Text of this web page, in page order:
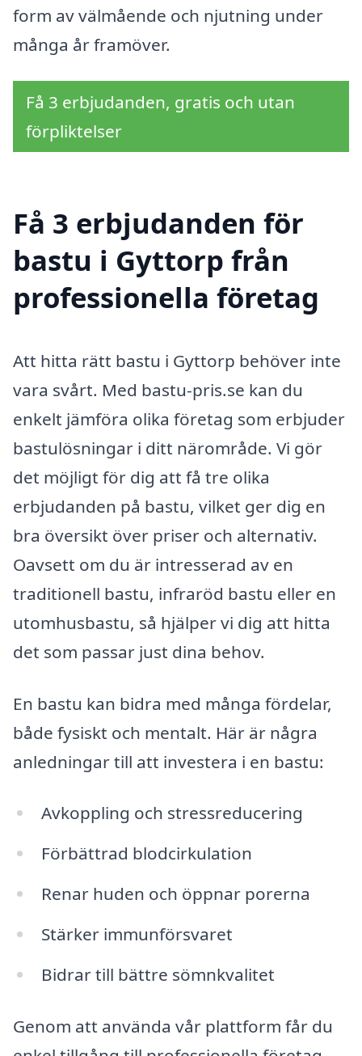
form av välmående och njutning under
många år framöver.
Få 3 erbjudanden, gratis och utan
förpliktelser
Få 3 erbjudanden för
bastu i Gyttorp från
professionella företag
Att hitta rätt bastu i Gyttorp behöver inte
vara svårt. Med bastu-pris.se kan du
enkelt jämföra olika företag som erbjuder
bastulösningar i ditt närområde. Vi gör
det möjligt för dig att få tre olika
erbjudanden på bastu, vilket ger dig en
bra översikt över priser och alternativ.
Oavsett om du är intresserad av en
traditionell bastu, infraröd bastu eller en
utomhusbastu, så hjälper vi dig att hitta
det som passar just dina behov.
En bastu kan bidra med många fördelar,
både fysiskt och mentalt. Här är några
anledningar till att investera i en bastu:
Avkoppling och stressreducering
Förbättrad blodcirkulation
Renar huden och öppnar porerna
Stärker immunförsvaret
Bidrar till bättre sömnkvalitet
Genom att använda vår plattform får du